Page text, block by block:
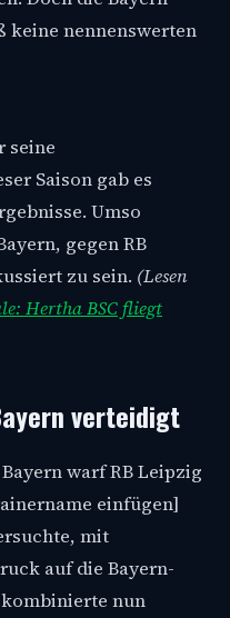
keine nennenswerten
seine
Saison gab es
Umso
gegen RB
zu sein. (Lesen
Hertha BSC fliegt
verteidigt
warf RB Leipzig
einfügen]
mit
auf die Bayern-
nun